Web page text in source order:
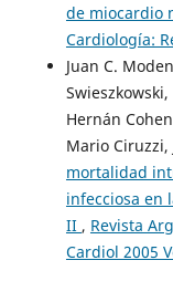
de miocardio
Cardiología:
Juan C.
Hernán
Mario Ciruzzi,
mortalidad
infecciosa en
II , Revista
Cardiol 2005